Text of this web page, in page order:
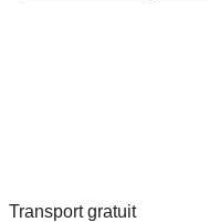
Transport gratuit